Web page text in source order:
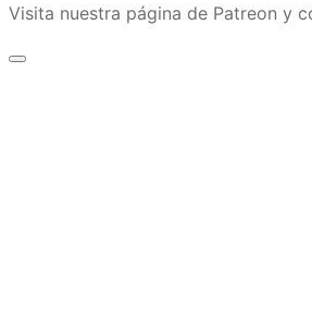
Visita nuestra página de Patreon y